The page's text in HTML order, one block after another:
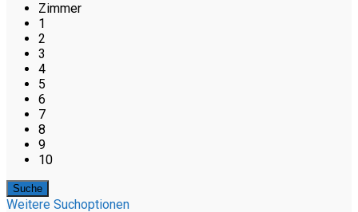
Zimmer
1
2
3
4
5
6
7
8
9
10
Weitere Suchoptionen